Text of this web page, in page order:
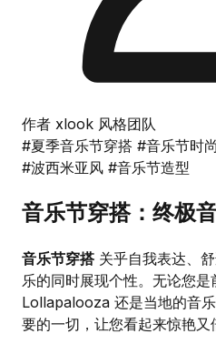
作者 xlook 风格团队
#夏季音乐节穿搭 #音乐节时尚
#波西米亚风 #音乐节造型
音乐节穿搭：终极
音乐节穿搭 关乎自我表达、
乐的同时展现个性。无论您是
Lollapalooza 还是当地的音
要的一切，让您看起来惊艳又